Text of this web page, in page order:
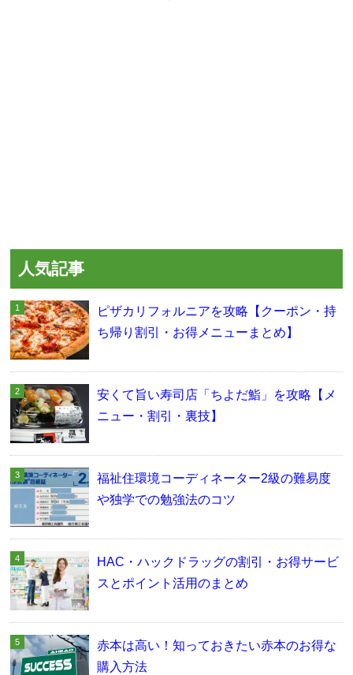
人気記事
ピザカリフォルニアを攻略【クーポン・持
ち帰り割引・お得メニューまとめ】
安くて旨い寿司店「ちよだ鮨」を攻略【メ
ニュー・割引・裏技】
福祉住環境コーディネーター2級の難易度
や独学での勉強法のコツ
HAC・ハックドラッグの割引・お得サービ
スとポイント活用のまとめ
赤本は高い！知っておきたい赤本のお得な
購入方法